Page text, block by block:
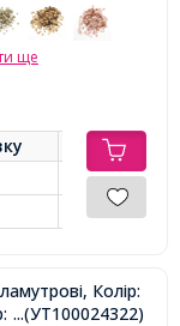
ще
Колір:
4 мм,
...(УТ100024322)